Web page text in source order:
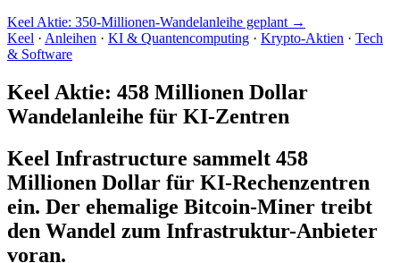
Keel Aktie: 350-Millionen-Wandelanleihe geplant →
Keel · Anleihen · KI & Quantencomputing · Krypto-Aktien · Tech
& Software
Keel Aktie: 458 Millionen Dollar
Wandelanleihe für KI-Zentren
Keel Infrastructure sammelt 458
Millionen Dollar für KI-Rechenzentren
ein. Der ehemalige Bitcoin-Miner treibt
den Wandel zum Infrastruktur-Anbieter
voran.